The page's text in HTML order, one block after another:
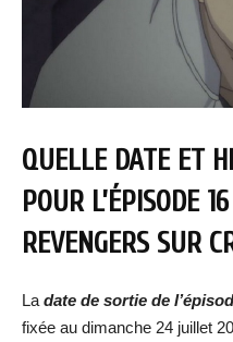
QUELLE DATE ET
POUR L’ÉPISODE
REVENGERS SUR
La date de sortie de
fixée au dimanche 24 juillet